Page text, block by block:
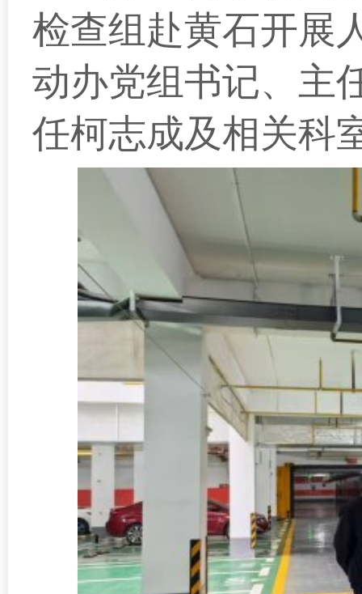
检查组赴黄石开展
动办党组书记、主
任柯志成及相关科